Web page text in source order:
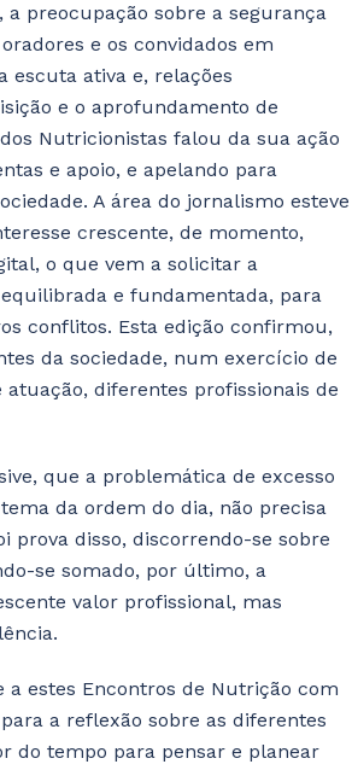
preocupação sobre a segurança
e os convidados em
ativa e, relações
e o aprofundamento de
Nutricionistas falou da sua ação
e apoio, e apelando para
A área do jornalismo esteve
crescente, de momento,
o que vem a solicitar a
e fundamentada, para
conflitos. Esta edição confirmou,
da sociedade, num exercício de
diferentes profissionais de
que a problemática de excesso
da ordem do dia, não precisa
prova disso, discorrendo-se sobre
se somado, por último, a
valor profissional, mas
estes Encontros de Nutrição com
a reflexão sobre as diferentes
do tempo para pensar e planear